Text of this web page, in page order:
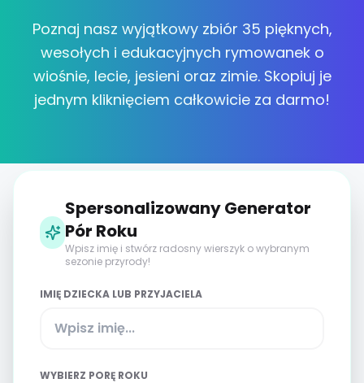
Poznaj nasz wyjątkowy zbiór 35 pięknych,
wesołych i edukacyjnych rymowanek o
wiośnie, lecie, jesieni oraz zimie. Skopiuj je
jednym kliknięciem całkowicie za darmo!
Spersonalizowany Generator
Pór Roku
Wpisz imię i stwórz radosny wierszyk o wybranym
sezonie przyrody!
IMIĘ DZIECKA LUB PRZYJACIELA
WYBIERZ PORĘ ROKU